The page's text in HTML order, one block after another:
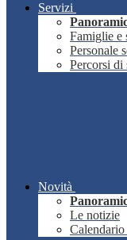
Servizi
Famiglie e
Personale
Percorsi di
Novità
Le notizie
Calendario